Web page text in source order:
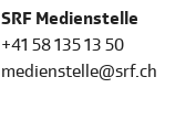
SRF Medienstelle
+41 58 135 13 50
medienstelle@srf.ch